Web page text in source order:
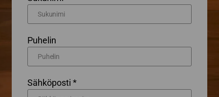
Puhelin
Sähköposti *